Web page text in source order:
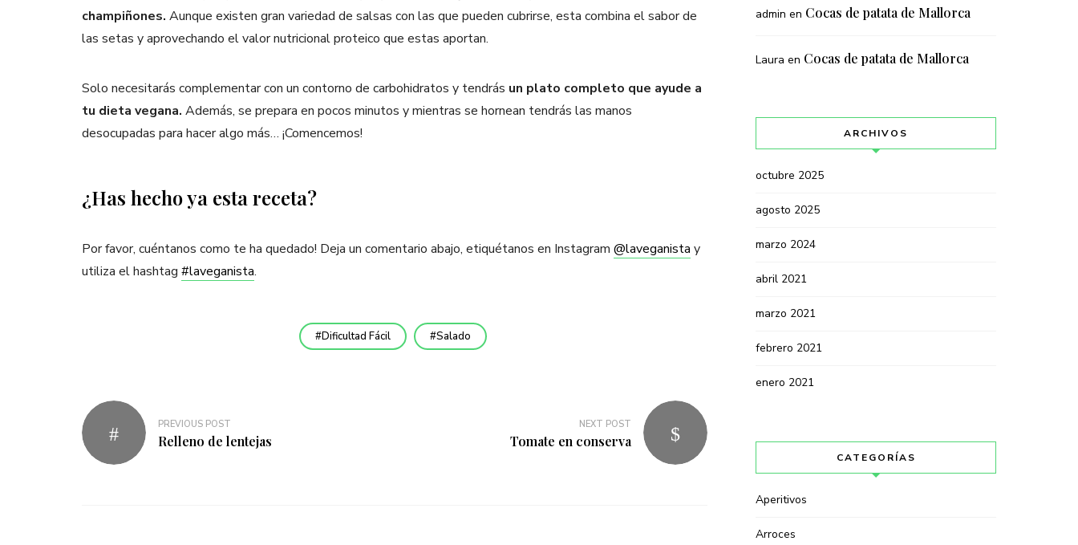
champiñones. Aunque existen gran variedad de salsas con las que pueden cubrirse, esta combina el sabor de
las setas y aprovechando el valor nutricional proteico que estas aportan.
Solo necesitarás complementar con un contorno de carbohidratos y tendrás un plato completo que ayude a
tu dieta vegana. Además, se prepara en pocos minutos y mientras se hornean tendrás las manos
desocupadas para hacer algo más… ¡Comencemos!
¿Has hecho ya esta receta?
Por favor, cuéntanos como te ha quedado! Deja un comentario abajo, etiquétanos en Instagram @laveganista y
utiliza el hashtag #laveganista.
Dificultad Fácil Salado
Navegación
de
entradas
PREVIOUS POST
Relleno de lentejas
NEXT POST
Tomate en conserva
admin en Cocas de patata de Mallorca
Laura en Cocas de patata de Mallorca
ARCHIVOS
octubre 2025
agosto 2025
marzo 2024
abril 2021
marzo 2021
febrero 2021
enero 2021
CATEGORÍAS
Aperitivos
Arroces